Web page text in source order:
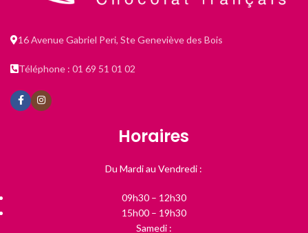
16 Avenue Gabriel Peri, Ste Geneviève des Bois
Téléphone : 01 69 51 01 02
Horaires
Du Mardi au Vendredi :
09h30 – 12h30
15h00 – 19h30
Samedi :